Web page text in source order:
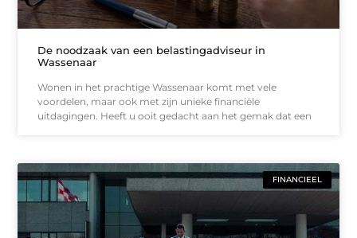
De noodzaak van een belastingadviseur in
Wassenaar
Wonen in het prachtige Wassenaar komt met vele
voordelen, maar ook met zijn unieke financiële
uitdagingen. Heeft u ooit gedacht aan het gemak dat een
FINANCIEEL